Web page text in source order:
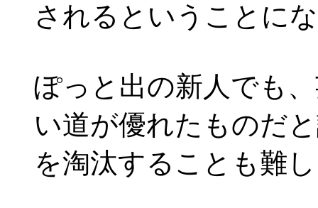
されるということに
ぽっと出の新人でも
い道が優れたものだ
を淘汰することも難